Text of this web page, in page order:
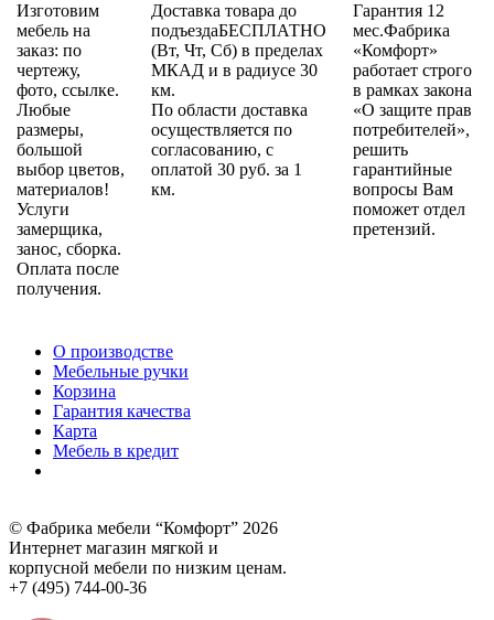
Изготовим
мебель на
заказ: по
чертежу,
фото, ссылке.
Любые
размеры,
большой
выбор цветов,
материалов!
Услуги
замерщика,
занос, сборка.
Оплата после
получения.
Доставка товара до
подъездаБЕСПЛАТНО
(Вт, Чт, Сб) в пределах
МКАД и в радиусе 30
км.
По области доставка
осуществляется по
согласованию, с
оплатой 30 руб. за 1
км.
Гарантия 12
мес.Фабрика
«Комфорт»
работает строго
в рамках закона
«О защите прав
потребителей»,
решить
гарантийные
вопросы Вам
поможет отдел
претензий.
О производстве
Мебельные ручки
Корзина
Гарантия качества
Карта
Мебель в кредит
© Фабрика мебели “Комфорт” 2026
Интернет магазин мягкой и
корпусной мебели по низким ценам.
+7 (495) 744-00-36